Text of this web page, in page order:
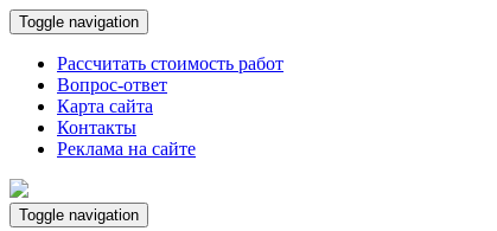
Toggle navigation
Рассчитать стоимость работ
Вопрос-ответ
Карта сайта
Контакты
Реклама на сайте
Toggle navigation